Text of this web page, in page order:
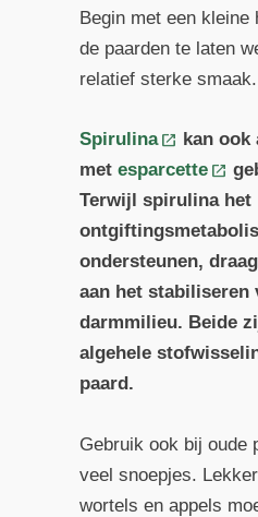
Begin met een kleine
de paarden te laten
relatief sterke smaak.
Spirulina
kan ook
met esparcette
Terwijl spirulina het
ondersteunen,
aan het stabiliseren
darmmilieu. Beide
algehele
paard.
Gebruik ook bij oude
veel snoepjes.
wortels en appels